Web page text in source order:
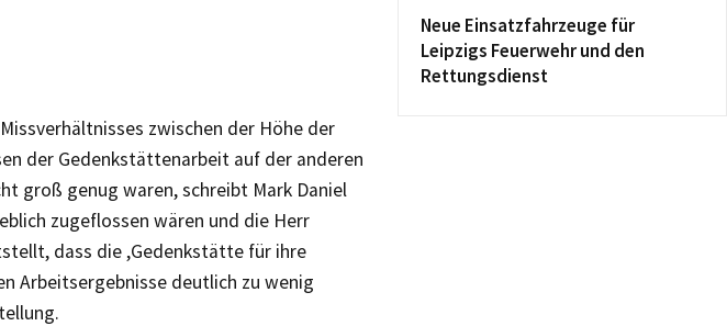
zwischen der Höhe der
der Gedenkstättenarbeit auf der anderen
groß genug waren, schreibt Mark Daniel
zugeflossen wären und die Herr
dass die ,Gedenkstätte für ihre
Arbeitsergebnisse deutlich zu wenig
Neue Einsatzfahrzeuge für
Leipzigs Feuerwehr und den
Rettungsdienst